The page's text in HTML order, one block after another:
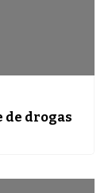
de drogas